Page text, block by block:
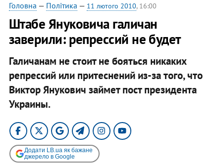
Головна — Політика — 11 лютого 2010, 16:00
Штабе Януковича галичан
заверили: репрессий не будет
Галичанам не стоит не бояться никаких
репрессий или притеснений из-за того, что
Виктор Янукович займет пост президента
Украины.
Додати LB.ua як бажане
джерело в Google